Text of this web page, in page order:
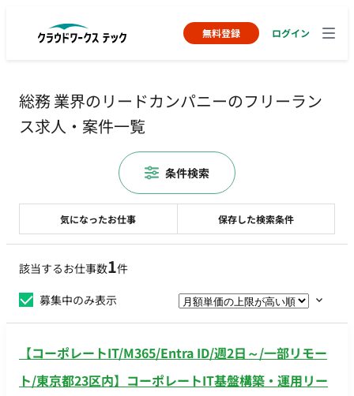
無料登録 ログイン
総務 業界のリードカンパニーのフリーラン
ス求人・案件一覧
該当するお仕事数1件
募集中のみ表示
【コーポレートIT/M365/Entra ID/週2日～/一部リモー
ト/東京都23区内】コーポレートIT基盤構築・運用リー
気になったお仕事 保存した検索条件
条件検索